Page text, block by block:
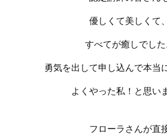
優しくて美しくて、
すべてが癒しでした
勇気を出して申し込んで本当
よくやった私！と思い
フローラさんが直